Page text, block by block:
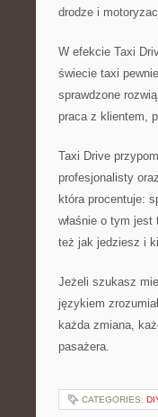
drodze i
W efekcie Taxi
świecie taxi
sprawdzone
praca z klientem,
Taxi Drive
profesjonalisty
która procentuje:
właśnie o tym
też jak jedziesz i
Jeżeli szukasz
językiem
każda zmiana,
pasażera.
CATEGORIES: